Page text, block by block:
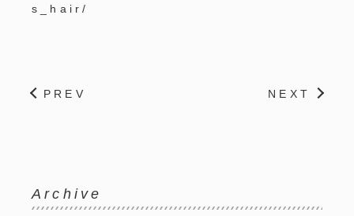
s_hair/
PREV NEXT
Archive